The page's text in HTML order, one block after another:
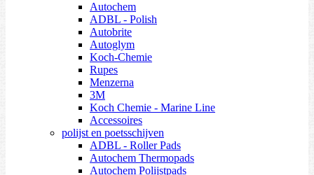
Autochem
ADBL - Polish
Autobrite
Autoglym
Koch-Chemie
Rupes
Menzerna
3M
Koch Chemie - Marine Line
Accessoires
polijst en poetsschijven
ADBL - Roller Pads
Autochem Thermopads
Autochem Polijstpads